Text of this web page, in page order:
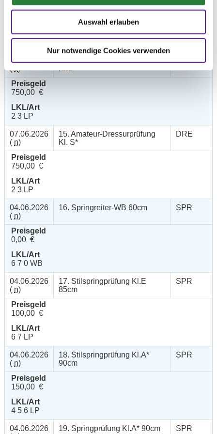
Auswahl erlauben
Nur notwendige Cookies verwenden
Preisgeld
LKL/Art
3 4 LP
07.06.2026
(v)
14. Amateur-Dressurprüfung
Kl.S*
DRE
Preisgeld
750,00 €
LKL/Art
2 3 LP
07.06.2026
( n)
15. Amateur-Dressurprüfung
Kl. S*
DRE
Preisgeld
750,00 €
LKL/Art
2 3 LP
04.06.2026
( n)
16. Springreiter-WB 60cm SPR
Preisgeld
0,00 €
LKL/Art
6 7 0 WB
04.06.2026
( n)
17. Stilspringprüfung Kl.E
85cm
SPR
Preisgeld
100,00 €
LKL/Art
6 7 LP
04.06.2026
( n)
18. Stilspringprüfung Kl.A*
90cm
SPR
Preisgeld
150,00 €
LKL/Art
4 5 6 LP
04.06.2026
19. Springprüfung Kl.A* 90cm SPR